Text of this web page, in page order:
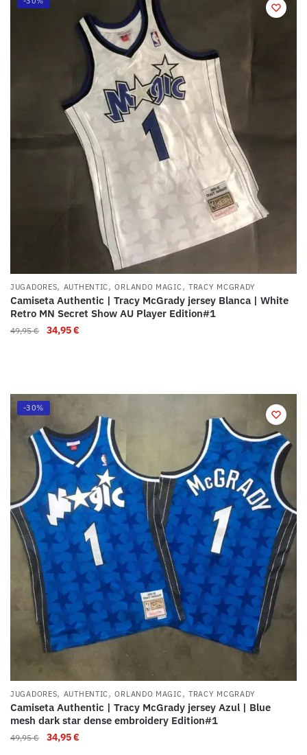
JUGADORES, AUTHENTIC,ORLANDO MAGIC, TRACY MCGRADY
Camiseta Authentic | Tracy McGrady jersey Blanca | White
Retro MN Secret Show AU Player Edition#1
49,95€ 34,95€
-30%
JUGADORES, AUTHENTIC,ORLANDO MAGIC, TRACY MCGRADY
Camiseta Authentic | Tracy McGrady jersey Azul | Blue
mesh dark star dense embroidery Edition#1
49,95€ 34,95€